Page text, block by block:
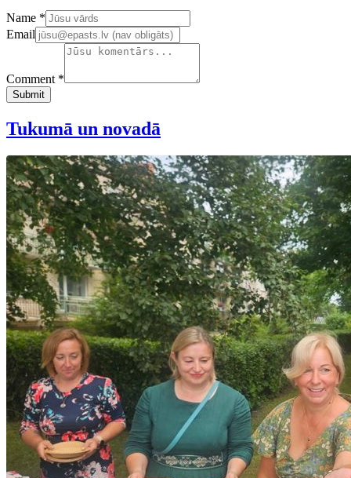
Confirm your email address
Name *
Email
Comment *
Submit
Tukumā un novadā